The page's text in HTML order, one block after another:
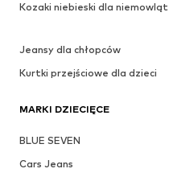
Kozaki niebieski dla niemowląt
Jeansy dla chłopców
Kurtki przejściowe dla dzieci
MARKI DZIECIĘCE
BLUE SEVEN
Cars Jeans